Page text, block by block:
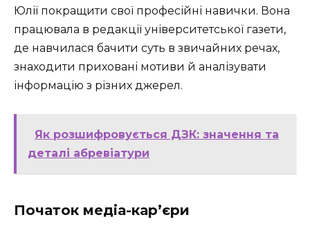
Юлії покращити свої професійні навички. Вона
працювала в редакції університетської газети,
де навчилася бачити суть в звичайних речах,
знаходити приховані мотиви й аналізувати
інформацію з різних джерел.
Як розшифровується ДЗК: значення та
деталі абревіатури
Початок медіа-кар’єри